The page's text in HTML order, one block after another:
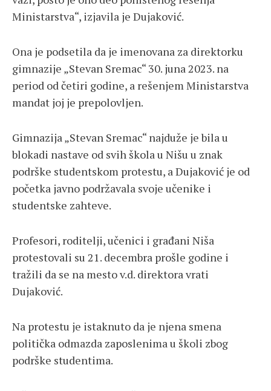
Ministarstva“, izjavila je Dujaković.
Ona je podsetila da je imenovana za direktorku
gimnazije „Stevan Sremac“ 30. juna 2023. na
period od četiri godine, a rešenjem Ministarstva
mandat joj je prepolovljen.
Gimnazija „Stevan Sremac“ najduže je bila u
blokadi nastave od svih škola u Nišu u znak
podrške studentskom protestu, a Dujaković je od
početka javno podržavala svoje učenike i
studentske zahteve.
Profesori, roditelji, učenici i građani Niša
protestovali su 21. decembra prošle godine i
tražili da se na mesto v.d. direktora vrati
Dujaković.
Na protestu je istaknuto da je njena smena
politička odmazda zaposlenima u školi zbog
podrške studentima.